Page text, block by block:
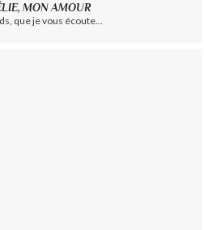
MON AMOUR
que je vous écoute...